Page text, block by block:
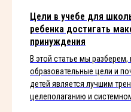
Цели в учебе для
ребенка достигать
принуждения
В этой статье мы
образовательные цели и
детей является лучшим
целеполаганию и